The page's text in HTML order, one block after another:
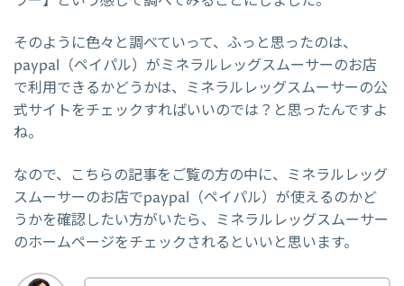
そのように色々と調べていって、ふっと思ったのは、
paypal（ペイパル）がミネラルレッグスムーサーのお店
で利用できるかどうかは、ミネラルレッグスムーサーの公
式サイトをチェックすればいいのでは？と思ったんですよ
ね。
なので、こちらの記事をご覧の方の中に、ミネラルレッグ
スムーサーのお店でpaypal（ペイパル）が使えるのかど
うかを確認したい方がいたら、ミネラルレッグスムーサー
のホームページをチェックされるといいと思います。